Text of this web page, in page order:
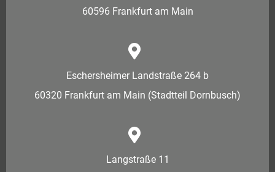
60596 Frankfurt am Main
Eschersheimer Landstraße 264 b
60320 Frankfurt am Main (Stadtteil Dornbusch)
Langstraße 11